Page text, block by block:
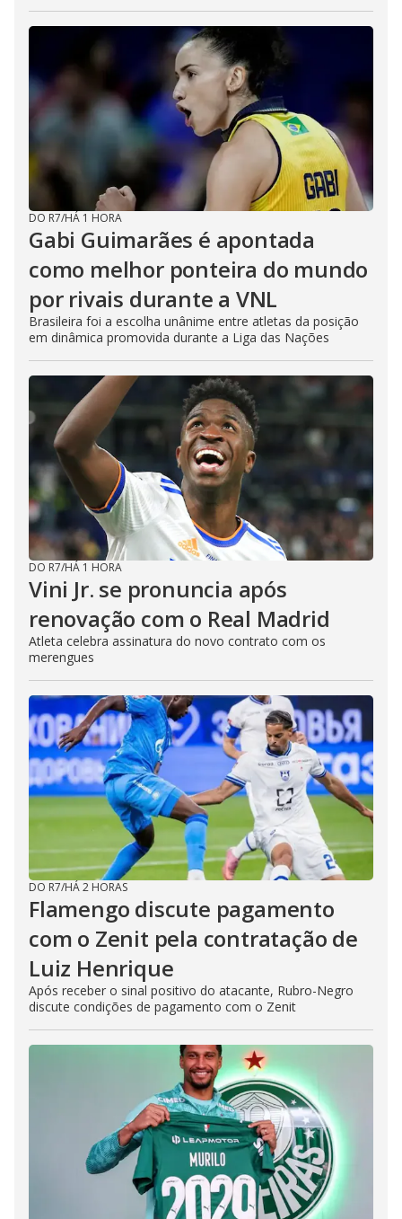
DO R7/HÁ 1 HORA
Gabi Guimarães é apontada
como melhor ponteira do mundo
por rivais durante a VNL
Brasileira foi a escolha unânime entre atletas da posição
em dinâmica promovida durante a Liga das Nações
DO R7/HÁ 1 HORA
Vini Jr. se pronuncia após
renovação com o Real Madrid
Atleta celebra assinatura do novo contrato com os
merengues
DO R7/HÁ 2 HORAS
Flamengo discute pagamento
com o Zenit pela contratação de
Luiz Henrique
Após receber o sinal positivo do atacante, Rubro-Negro
discute condições de pagamento com o Zenit